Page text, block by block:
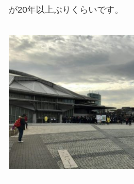
が20年以上ぶりくらいです。